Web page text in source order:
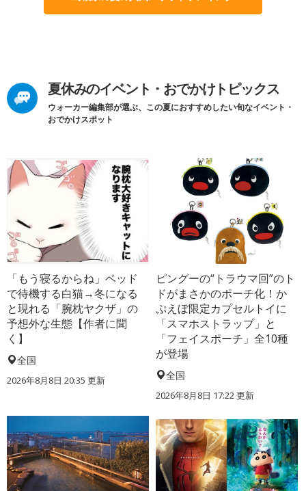
夏休みのイベント・おでかけトピックス
ウォーカー編集部が選ぶ、この夏におすすめしたい旬なイベント・
おでかけスポット
「もう寝るからね」ベッド
で待機する白猫→冬になる
と現れる「腕枕ヤクザ」の
予想外な生態【作者に聞
く】
全国
2026年8月8日 20:35 更新
ピングーの“トラウマ回”のト
ドがまさかのポーチ化！か
ぷえぼ限定カプセルトイに
「スマホストラップ」と
「フェイスポーチ」全10種
が登場
全国
2026年8月8日 17:22更新